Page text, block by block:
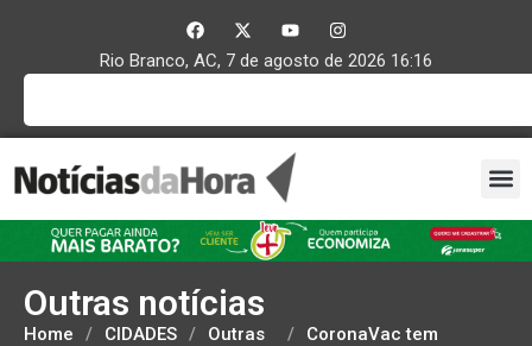
Rio Branco, AC, 7 de agosto de 2026 16:16
Outras notícias
Home / CIDADES /
Outras
/
CoronaVac tem